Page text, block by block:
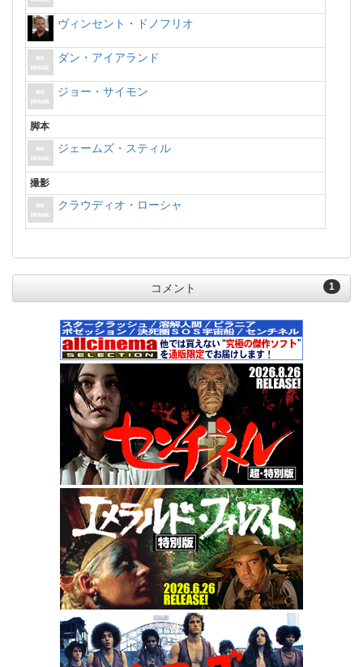
ヴィンセント・ドノフリオ
ダン・アイアランド
ジョー・サイモン
脚本
ジェームズ・スティル
撮影
クラウディオ・ローシャ
1
コメント